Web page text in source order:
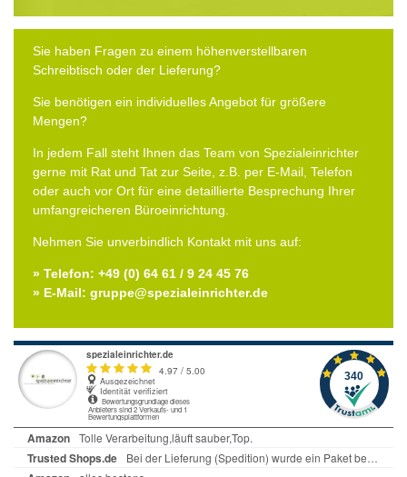
Sie haben Fragen zu einem höhenverstellbaren
Schreibtisch oder der Lieferung?
Sie benötigen ein individuelles Angebot für größere
Mengen?
In jedem Fall steht Ihnen das Team von Spezialeinrichter
gerne mit Rat und Tat zur Seite, z.B. per E-Mail, Telefon
oder auch vor Ort für eine detaillierte Besprechung Ihrer
umfangreicheren Büroeinrichtung.
Nehmen Sie unverbindlich Kontakt mit uns auf:
» Telefon: +49 (0) 64 61 / 9 24 45 76
» E-Mail: gruppe@spezialeinrichter.de